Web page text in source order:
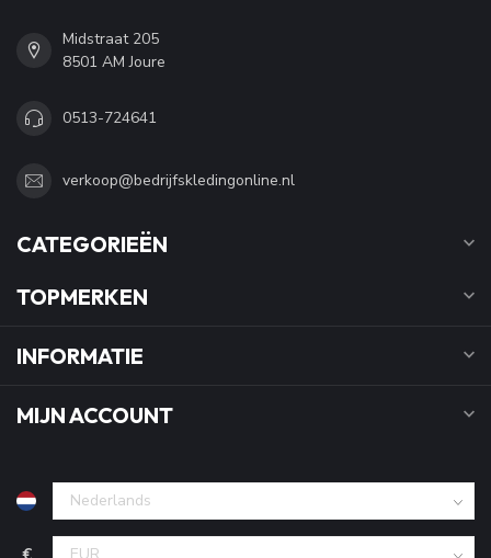
Midstraat 205
8501 AM Joure
0513-724641
verkoop@bedrijfskledingonline.nl
CATEGORIEËN
TOPMERKEN
INFORMATIE
MIJN ACCOUNT